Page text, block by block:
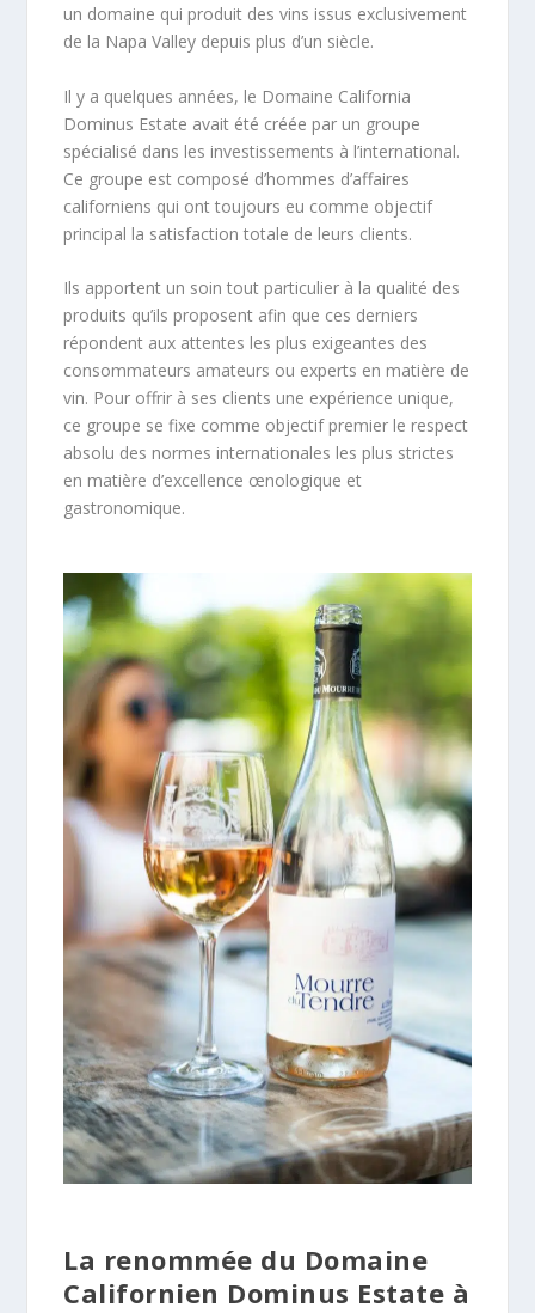
un domaine qui produit des vins issus exclusivement
de la Napa Valley depuis plus d’un siècle.
Il y a quelques années, le Domaine California
Dominus Estate avait été créée par un groupe
spécialisé dans les investissements à l’international.
Ce groupe est composé d’hommes d’affaires
californiens qui ont toujours eu comme objectif
principal la satisfaction totale de leurs clients.
Ils apportent un soin tout particulier à la qualité des
produits qu’ils proposent afin que ces derniers
répondent aux attentes les plus exigeantes des
consommateurs amateurs ou experts en matière de
vin. Pour offrir à ses clients une expérience unique,
ce groupe se fixe comme objectif premier le respect
absolu des normes internationales les plus strictes
en matière d’excellence œnologique et
gastronomique.
La renommée du Domaine
Californien Dominus Estate à